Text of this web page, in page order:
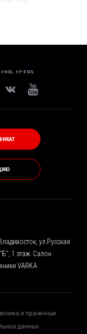
сетях
ул.Русская
1 этаж. Салон
VARKA
и прачечные
данных